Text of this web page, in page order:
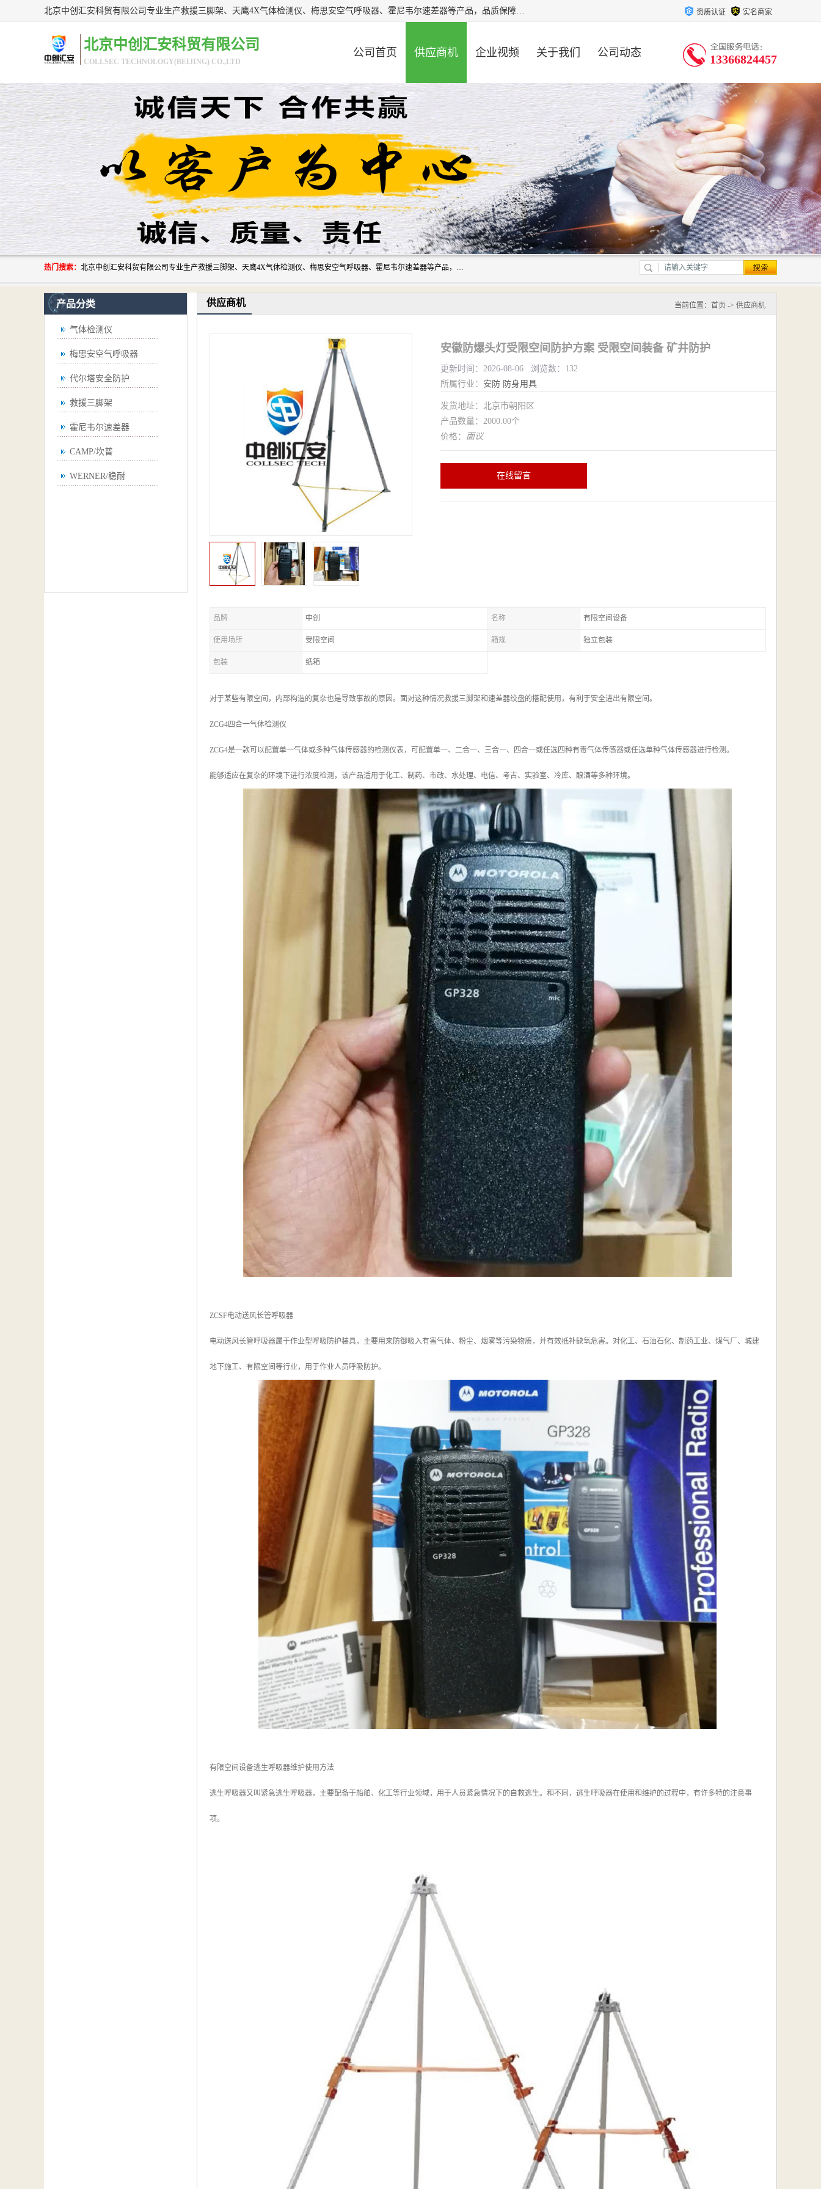
北京中创汇安科贸有限公司专业生产救援三脚架、天鹰4X气体检测仪、梅思安空气呼吸器、霍尼韦尔速差器等产品，品质保障，价格合理，欢迎在线致电咨询。 资质认证 实名商家
北京中创汇安科贸有限公司
COLLSEC TECHNOLOGY(BEIJING) CO.,LTD
公司首页 供应商机 企业视频 关于我们 公司动态 13366824457
热门搜索： 北京中创汇安科贸有限公司专业生产救援三脚架、天鹰4X气体检测仪、梅思安空气呼吸器、霍尼韦尔速差器等产品，品质保障，价格合理，欢迎在线致电咨询。
产品分类
气体检测仪
梅思安空气呼吸器
代尔塔安全防护
救援三脚架
霍尼韦尔速差器
CAMP/坎普
WERNER/稳耐
供应商机 当前位置： 首页 -> 供应商机
安徽防爆头灯受限空间防护方案 受限空间装备 矿井防护
更新时间：2026-08-06 浏览数：132
所属行业： 安防 防身用具
发货地址：北京市朝阳区
产品数量：2000.00个
价格： 面议
在线留言
品牌 中创 名称 有限空间设备
使用场所 受限空间 箱规 独立包装
包装 纸箱
对于某些有限空间，内部构造的复杂也是导致事故的原因。面对这种情况救援三脚架和速差器绞盘的搭配使用，有利于安全进出有限空间。
ZCG4四合一气体检测仪
ZCG4是一款可以配置单一气体或多种气体传感器的检测仪表，可配置单一、二合一、三合一、四合一或任选四种有毒气体传感器或任选单种气体传感器进行检测。
能够适应在复杂的环境下进行浓度检测，该产品适用于化工、制药、市政、水处理、电信、考古、实验室、冷库、酿酒等多种环境。
ZCSF电动送风长管呼吸器
电动送风长管呼吸器属于作业型呼吸防护装具，主要用来防御吸入有害气体、粉尘、烟雾等污染物质，并有效抵补缺氧危害。对化工、石油石化、制药工业、煤气厂、城建
地下施工、有限空间等行业，用于作业人员呼吸防护。
有限空间设备逃生呼吸器维护使用方法
逃生呼吸器又叫紧急逃生呼吸器，主要配备于船舶、化工等行业领域，用于人员紧急情况下的自救逃生。和不同，逃生呼吸器在使用和维护的过程中，有许多特的注意事
项。